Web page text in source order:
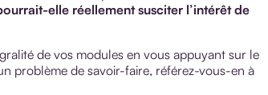
elle réellement susciter l’intérêt de
de vos modules en vous appuyant sur le
problème de savoir-faire, référez-vous-en à